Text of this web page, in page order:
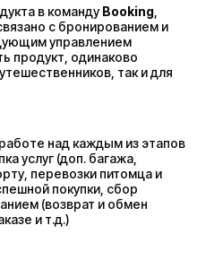
в команду Booking
с бронированием и
управлением
продукт, одинаково
так и для
над каждым из этапов
услуг (доп. багажа,
перевозки питомца и
покупки, сбор
(возврат и обмен
и т.д.)